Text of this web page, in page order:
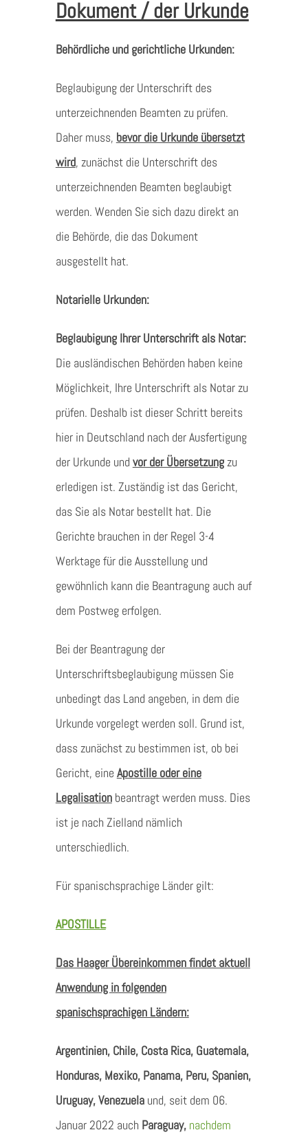
Dokument / der Urkunde
Behördliche und gerichtliche Urkunden:
Beglaubigung der Unterschrift des
unterzeichnenden Beamten zu prüfen.
Daher muss, bevor die Urkunde übersetzt
wird, zunächst die Unterschrift des
unterzeichnenden Beamten beglaubigt
werden. Wenden Sie sich dazu direkt an
die Behörde, die das Dokument
ausgestellt hat.
Notarielle Urkunden:
Beglaubigung Ihrer Unterschrift als Notar:
Die ausländischen Behörden haben keine
Möglichkeit, Ihre Unterschrift als Notar zu
prüfen. Deshalb ist dieser Schritt bereits
hier in Deutschland nach der Ausfertigung
der Urkunde und vor der Übersetzungzu
erledigen ist. Zuständig ist das Gericht,
das Sie als Notar bestellt hat. Die
Gerichte brauchen in der Regel 3-4
Werktage für die Ausstellung und
gewöhnlich kann die Beantragung auch auf
dem Postweg erfolgen.
Bei der Beantragung der
Unterschriftsbeglaubigung müssen Sie
unbedingt das Land angeben, in dem die
Urkunde vorgelegt werden soll. Grund ist,
dass zunächst zu bestimmen ist, ob bei
Gericht, eine Apostille oder eine
Legalisationbeantragt werden muss. Dies
ist je nach Zielland nämlich
unterschiedlich.
Für spanischsprachige Länder gilt:
APOSTILLE
Das Haager Übereinkommen findet aktuell
Anwendung in folgenden
spanischsprachigen Ländern:
Argentinien, Chile, Costa Rica, Guatemala,
Honduras, Mexiko, Panama, Peru, Spanien,
Uruguay, Venezuelaund, seit dem 06.
Januar 2022 auch Paraguay, nachdem